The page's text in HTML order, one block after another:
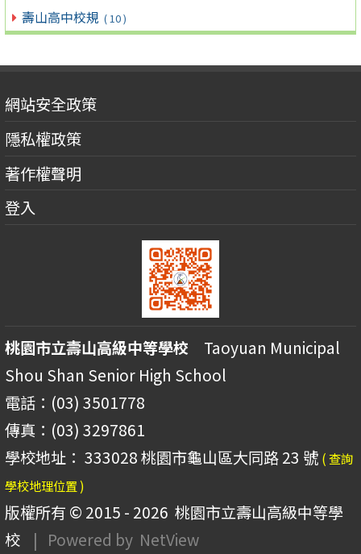
壽山高中校規 ( 10 )
網站安全政策
隱私權政策
著作權聲明
登入
桃園市立壽山高級中等學校 Taoyuan Municipal
Shou Shan Senior High School
電話：(03) 3501778
傳真：(03) 3297861
學校地址： 333028 桃園市龜山區大同路 23 號 ( 查詢
學校地理位置 )
版權所有 © 2015 - 2026 桃園市立壽山高級中等學
校
| Powered by NetView